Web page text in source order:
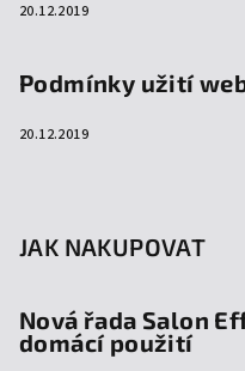
20.12.2019
Podmínky užití
20.12.2019
JAK NAKUPOVAT
Nová řada Salon
domácí použití